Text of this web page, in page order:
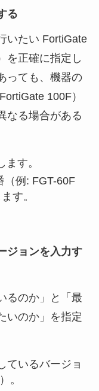
る
いたい FortiGate
を正確に指定し
っても、機器の
100F）
なる場合がある
す。
（例: FGT-60F
す。
ジョンを入力す
るのか」と「最
いのか」を指定
ているバージョ
。